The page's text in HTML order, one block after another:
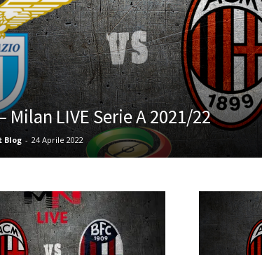
Milan LIVE Serie A 2021/22
Blog - 24 Aprile 2022